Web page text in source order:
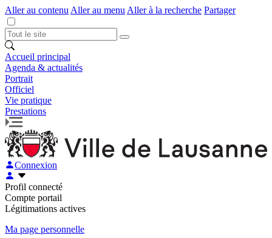
Aller au contenu Aller au menu Aller à la recherche Partager
Accueil principal
Agenda & actualités
Portrait
Officiel
Vie pratique
Prestations
Connexion
Profil connecté
Compte portail
Légitimations actives
Ma page personnelle